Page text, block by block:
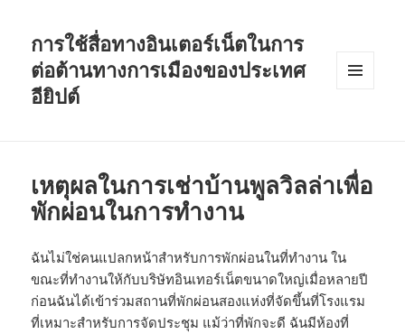
การใช้สื่อทางอินเตอร์เน็ตในการ
ต่อต้านทางการเมืองของประเทศ
อียิปต์
เหตุผลในการเช่าบ้านพูลวิลล่าเพื่อ
พักผ่อนในการทำงาน
ฉันไม่ใช่คนแปลกหน้าสำหรับการพักผ่อนในที่ทำงาน ใน
ขณะที่ทำงานให้กับบริษัทอินเทอร์เน็ตขนาดใหญ่เมื่อหลายปี
ก่อนฉันได้เข้าร่วมสถานที่พักผ่อนสองแห่งที่จัดขึ้นที่โรงแรม
ที่เหมาะสำหรับการจัดประชุม แม้ว่าที่พักจะดี ฉันมีห้องที่